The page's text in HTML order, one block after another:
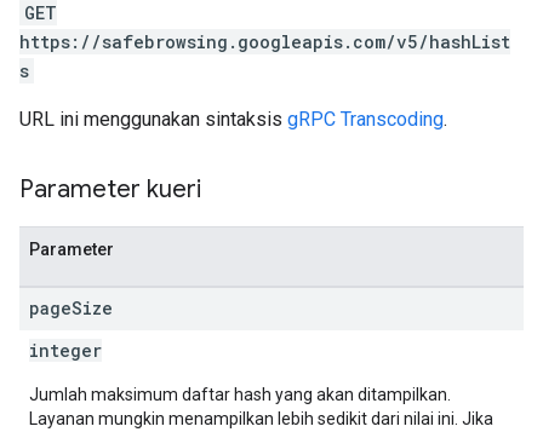
GET
https://safebrowsing.googleapis.com/v5/hashList
s
URL ini menggunakan sintaksis gRPC Transcoding.
Parameter kueri
Parameter
pageSize
integer
Jumlah maksimum daftar hash yang akan ditampilkan.
Layanan mungkin menampilkan lebih sedikit dari nilai ini. Jika